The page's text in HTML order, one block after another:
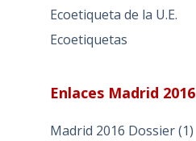
Ecoetiqueta de la U.E.
Ecoetiquetas
Enlaces Madrid 2016
Madrid 2016 Dossier (1)